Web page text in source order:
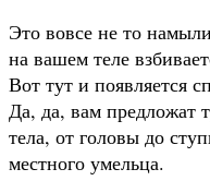
Это вовсе не то
на вашем теле
Вот тут и появляется
Да, да, вам предложат
тела, от головы до
местного умельца.